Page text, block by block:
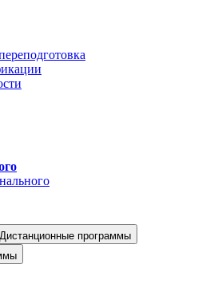
Дистанционные программы